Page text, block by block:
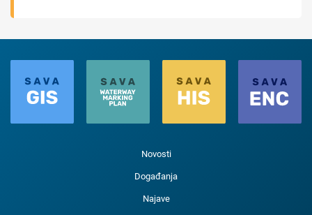
Novosti
Događanja
Najave